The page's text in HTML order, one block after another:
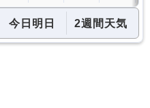
今日明日 2週間天気